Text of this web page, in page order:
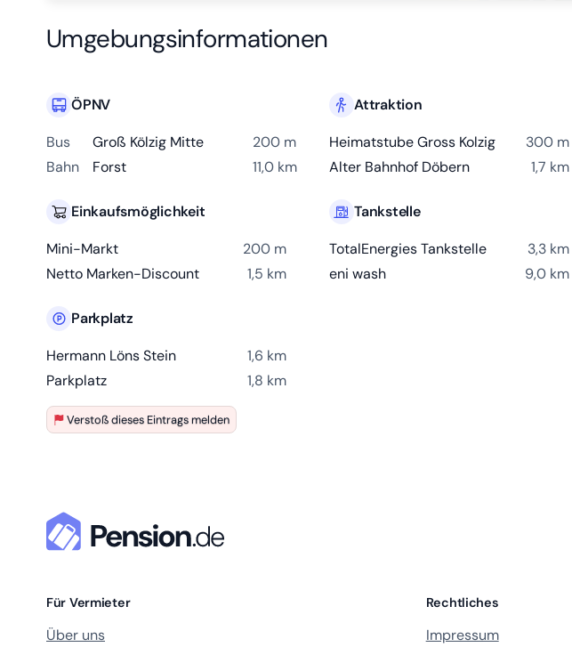
Umgebungsinformationen
ÖPNV
Bus
Groß Kölzig Mitte
200 m
Bahn
Forst 11,0 km
Attraktion
Heimatstube Gross Kolzig
300 m
Alter Bahnhof Döbern
1,7 km
Einkaufsmöglichkeit
Mini-Markt
200 m
Netto Marken-Discount
1,5 km
Tankstelle
TotalEnergies Tankstelle
3,3 km
eni wash
9,0 km
Parkplatz
Hermann Löns Stein
1,6 km
Parkplatz
1,8 km
Verstoß dieses Eintrags melden
Für Vermieter
Über uns
Rechtliches
Impressum